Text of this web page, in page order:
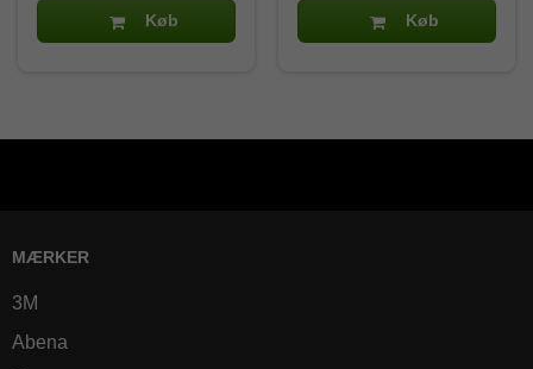
Køb Køb
MÆRKER
3M
Abena